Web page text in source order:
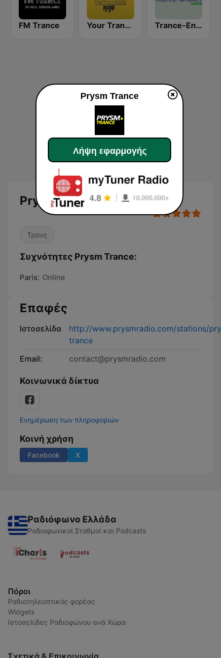
FM Trance Your Trance Radio Trance-Energy Radio
Prysm Trance
Τρανς
Συχνότητες Prysm Trance:
Paris: Online
Επαφές
Ιστοσελίδα
http://www.prysmradio.com/stations/
trance
Email:
contact@prysmradio.com
Κοινωνικά δίκτυα
Ενημέρωση των πληροφοριών
Κοινή χρήση
Facebook X
Ραδιόφωνο Ελλάδα
Ραδιοφωνικοί Σταθμοί και Podcasts
Πόροι
Ραδιοτηλεοπτικός φορέας
Widgets
Ιστοσελίδες Ραδιοφώνου ανά Χώρα
Σχετικά & Επικοινωνία
Prysm Trance
Λήψη εφαρμογής